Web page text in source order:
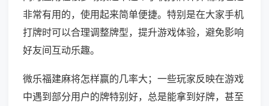
非常有用的，使用起来简单便捷。特别是在大家手机
打牌时可以合理调整牌型，提升游戏体验，避免影响
好友间互动乐趣。
微乐福建麻将怎样赢的几率大；一些玩家反映在游戏
中遇到部分用户的牌特别好，总是能拿到好牌，甚至